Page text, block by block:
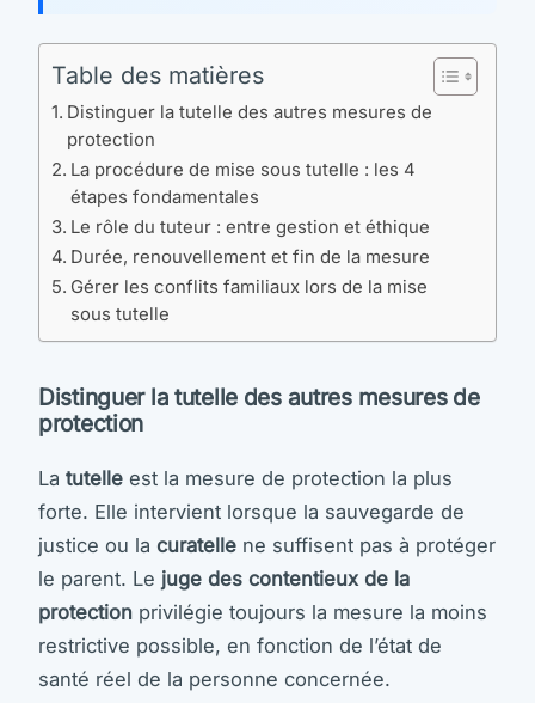
Table des matières
Distinguer la tutelle des autres mesures de
protection
La procédure de mise sous tutelle : les 4
étapes fondamentales
Le rôle du tuteur : entre gestion et éthique
Durée, renouvellement et fin de la mesure
Gérer les conflits familiaux lors de la mise
sous tutelle
Distinguer la tutelle des autres mesures de
protection
La tutelle est la mesure de protection la plus
forte. Elle intervient lorsque la sauvegarde de
justice ou la curatelle ne suffisent pas à protéger
le parent. Le juge des contentieux de la
protection privilégie toujours la mesure la moins
restrictive possible, en fonction de l’état de
santé réel de la personne concernée.